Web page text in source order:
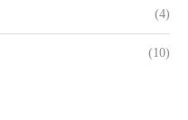
(4)
(10)